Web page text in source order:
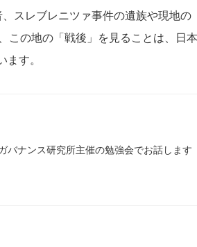
スレブレニツァ事件の遺族や現地の
この地の「戦後」を見ることは、日本
す。
バナンス研究所主催の勉強会でお話します